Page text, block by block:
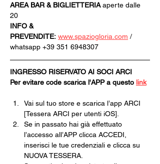
AREA BAR & BIGLIETTERIA aperte dalle
20
INFO &
PREVENDITE: www.spaziogloria.com /
whatsapp +39 351 6948307
INGRESSO RISERVATO AI SOCI ARCI
Per evitare code scarica l'APP a questo link
Vai sul tuo store e scarica l’app ARCI
[Tessera ARCI per utenti iOS].
Se in passato hai già effettuato
l’accesso all’APP clicca ACCEDI,
inserisci le tue credenziali e clicca su
NUOVA TESSERA.